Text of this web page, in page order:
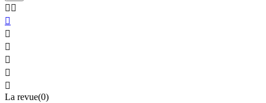
 






La revue(0)